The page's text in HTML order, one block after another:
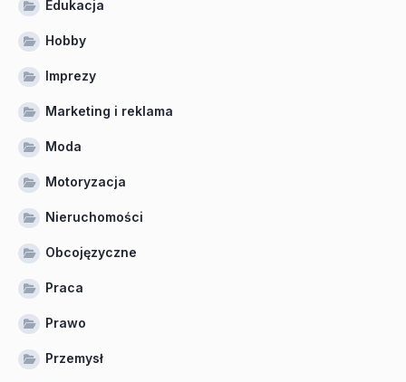
Edukacja
Hobby
Imprezy
Marketing i reklama
Moda
Motoryzacja
Nieruchomości
Obcojęzyczne
Praca
Prawo
Przemysł